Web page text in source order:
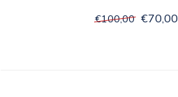
€100,00 €70,00